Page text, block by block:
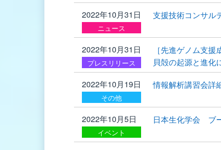
2022年10月31日
ニュース
支援技術コンサル
2022年10月31日
プレスリリース
［先進ゲノム支
貝殻の起源と進化
2022年10月19日
その他
情報解析講習会詳
2022年10月5日
イベント
日本生化学会 ブ